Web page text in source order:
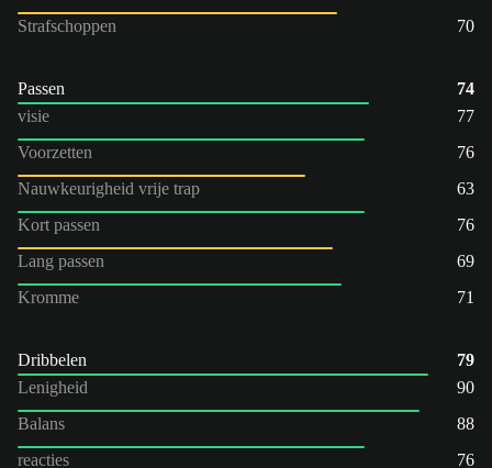
Strafschoppen
70
Passen
74
visie
77
Voorzetten
76
Nauwkeurigheid vrije trap
63
Kort passen
76
Lang passen
69
Kromme
71
Dribbelen
79
Lenigheid
90
Balans
88
reacties
76